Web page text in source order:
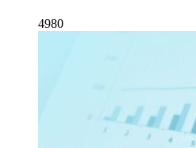
4980